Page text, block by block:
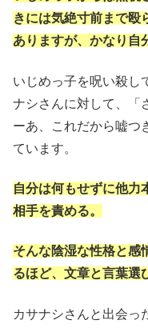
きには気絶寸前まで殴
ありますが、かなり自
いじめっ子を呪い殺し
ナシさんに対して、「
ーあ、これだから嘘
ています。
自分は何もせずに他力
相手を責める。
そんな陰湿な性格と感
るほど、 文章と言葉選
カサナシさんと出会っ